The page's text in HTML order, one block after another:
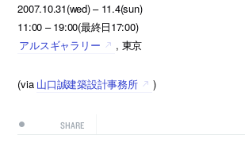
2007.10.31(wed) – 11.4(sun)
11:00 – 19:00(最終日17:00)
アルスギャラリー
, 東京
(via 山口誠建築設計事務所 )
SHARE